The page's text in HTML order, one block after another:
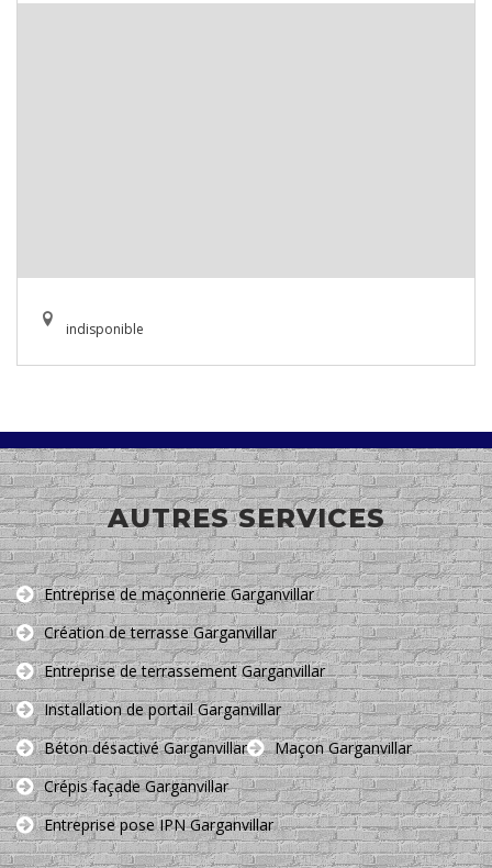
indisponible
AUTRES SERVICES
Entreprise de maçonnerie Garganvillar
Création de terrasse Garganvillar
Entreprise de terrassement Garganvillar
Installation de portail Garganvillar
Béton désactivé Garganvillar
Maçon Garganvillar
Crépis façade Garganvillar
Entreprise pose IPN Garganvillar